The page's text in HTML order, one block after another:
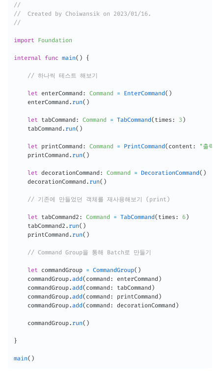
//
//  Created by Choiwansik on 2023/01/16.
//
import Foundation
internal func main( ) {
// 하나씩 테스트 해보기
let enterCommand : Command = EnterCommand( )
    enterCommand
. run( )
let tabCommand : Command = TabCommand( times : 3 )
    tabCommand
. run( )
let printCommand : Command = PrintCommand( content :
"출력
    printCommand
. run( )
let decorationCommand : Command = DecorationCommand( )
    decorationCommand
. run( )
// 기존에 만들었던 객체를 재사용해보기 (print)
let tabCommand2 : Command = TabCommand( times : 6)
    tabCommand2
. run( )
    printCommand
. run( )
// Command Group을 통해 Batch로 만들기
let commandGroup = CommandGroup( )
    commandGroup
.add( command : enterCommand )
    commandGroup
.add( command : tabCommand )
    commandGroup
.add( command : printCommand )
    commandGroup
.add( command : decorationCommand )
    commandGroup
. run( )
}
main( )